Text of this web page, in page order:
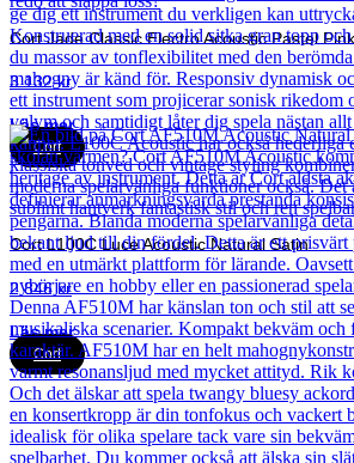
Cort Jade Classic Electro Acoustic Pastel
3 132kr
Läs mer
Cort
Cort L100C Luce Acoustic Natural Satin
2 846kr
Läs mer
Cort